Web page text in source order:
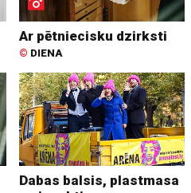
Ar pētniecisku dzirksti
© DIENA
Dabas balsis, plastmasa